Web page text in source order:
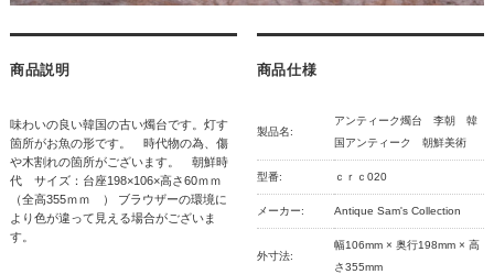
商品説明
味わいの良い韓国の古い燭台です。灯す
箇所がお魚の形です。 時代物の為、傷
や木割れの箇所がございます。 朝鮮時
代 サイズ：台座198×106×高さ60ｍｍ
（全高355ｍｍ ） ブラウザーの環境に
より色が違って見える場合がございま
す。
商品仕様
製品名:
アンティーク燭台 李朝 韓
国アンティーク 朝鮮美術
型番: ｃｒｃ020
メーカー: Antique Sam's Collection
外寸法:
幅106mm × 奥行198mm × 高
さ355mm